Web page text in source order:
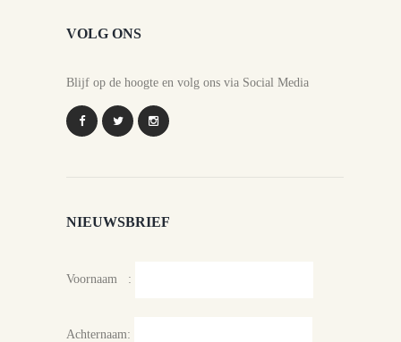
VOLG ONS
Blijf op de hoogte en volg ons via Social Media
NIEUWSBRIEF
Voornaam :
Achternaam: